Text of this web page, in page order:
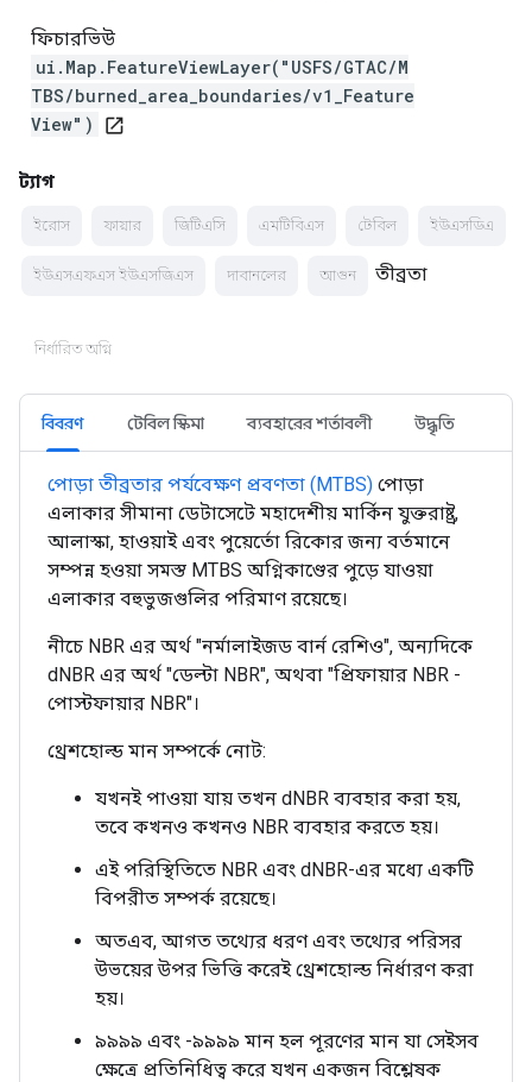
ফিচারভিউ
ui.Map.FeatureViewLayer("USFS/GTAC/M
TBS/burned_area_boundaries/v1_Feature
View")
open_in_new
ট্যাগ
ইরোস ফায়ার জিটিএসি এমটিবিএস টেবিল ইউএসডিএ
ইউএসএফএস ইউএসজিএস দাবানলের আগুন তীব্রতা
নির্ধারিত অগ্নি
বিবরণ টেবিল স্কিমা ব্যবহারের শর্তাবলী উদ্ধৃতি
পোড়া তীব্রতার পর্যবেক্ষণ প্রবণতা (MTBS) পোড়া
এলাকার সীমানা ডেটাসেটে মহাদেশীয় মার্কিন যুক্তরাষ্ট্র,
আলাস্কা, হাওয়াই এবং পুয়ের্তো রিকোর জন্য বর্তমানে
সম্পন্ন হওয়া সমস্ত MTBS অগ্নিকাণ্ডের পুড়ে যাওয়া
এলাকার বহুভুজগুলির পরিমাণ রয়েছে।
নীচে NBR এর অর্থ "নর্মালাইজড বার্ন রেশিও", অন্যদিকে
dNBR এর অর্থ "ডেল্টা NBR", অথবা "প্রিফায়ার NBR -
পোস্টফায়ার NBR"।
থ্রেশহোল্ড মান সম্পর্কে নোট:
যখনই পাওয়া যায় তখন dNBR ব্যবহার করা হয়,
তবে কখনও কখনও NBR ব্যবহার করতে হয়।
এই পরিস্থিতিতে NBR এবং dNBR-এর মধ্যে একটি
বিপরীত সম্পর্ক রয়েছে।
অতএব, আগত তথ্যের ধরণ এবং তথ্যের পরিসর
উভয়ের উপর ভিত্তি করেই থ্রেশহোল্ড নির্ধারণ করা
হয়।
৯৯৯৯ এবং -৯৯৯৯ মান হল পূরণের মান যা সেইসব
ক্ষেত্রে প্রতিনিধিত্ব করে যখন একজন বিশ্লেষক